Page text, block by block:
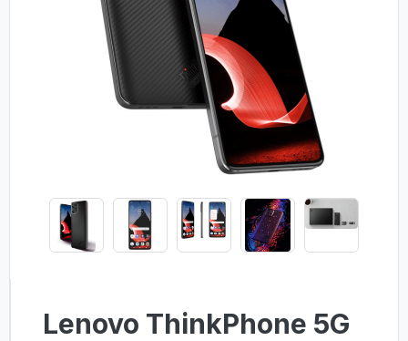
Lenovo ThinkPhone 5G